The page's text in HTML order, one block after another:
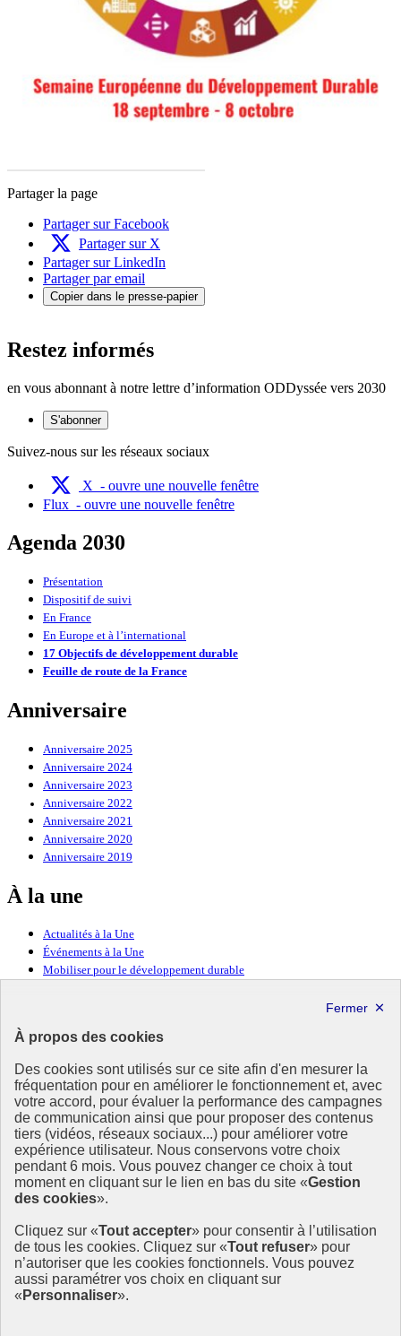
À propos des cookies
Des cookies sont utilisés sur ce site afin d'en mesurer la
fréquentation pour en améliorer le fonctionnement et, avec
votre accord, pour évaluer la performance des campagnes
de communication ainsi que pour proposer des contenus
tiers (vidéos, réseaux sociaux...) pour améliorer votre
expérience utilisateur. Nous conservons votre choix
pendant 6 mois. Vous pouvez changer ce choix à tout
moment en cliquant sur le lien en bas du site «Gestion
des cookies».
Cliquez sur «Tout accepter» pour consentir à l’utilisation
de tous les cookies. Cliquez sur «Tout refuser» pour
n’autoriser que les cookies fonctionnels. Vous pouvez
aussi paramétrer vos choix en cliquant sur
« Personnaliser».
Partager la page
Partager sur Facebook
Partager sur X
Partager sur LinkedIn
Partager par email
Copier dans le presse-papier
Restez informés
en vous abonnant à notre lettre d’information ODDyssée vers 2030
S'abonner
Suivez-nous sur les réseaux sociaux
X - ouvre une nouvelle fenêtre
Flux - ouvre une nouvelle fenêtre
Agenda 2030
Présentation
Dispositif de suivi
En France
En Europe et à l’international
17 Objectifs de développement durable
Feuille de route de la France
Anniversaire
Anniversaire 2025
Anniversaire 2024
Anniversaire 2023
Anniversaire 2022
Anniversaire 2021
Anniversaire 2020
Anniversaire 2019
À la une
Actualités à la Une
Événements à la Une
Mobiliser pour le développement durable
Ressources
Ressources
La Méth’ODD
Gouvernement
Ce site propose l’information de référence concernant l’Agenda
2030 et la feuille de route de la France. Il valorise la mobilisation de
tous les acteurs.
info.gouv.fr- ouvre une nouvelle fenêtre
service-public.fr - ouvre une nouvelle fenêtre
legifrance.gouv.fr- ouvre une nouvelle fenêtre
data.gouv.fr- ouvre une nouvelle fenêtre
Plan du site